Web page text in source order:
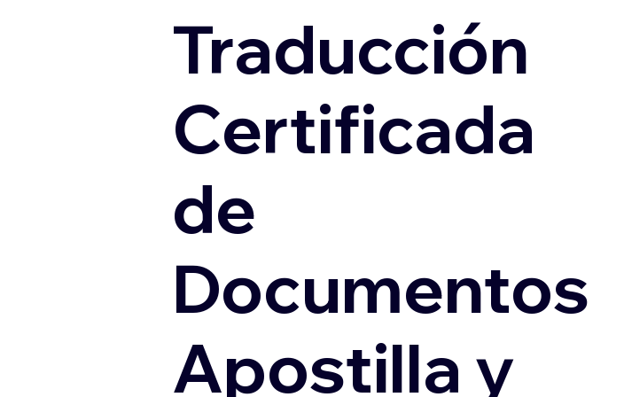
Traducción
Certificada
de
Documentos
Apostilla y